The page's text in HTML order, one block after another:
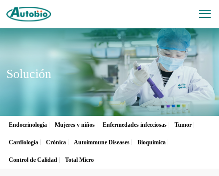
Solución
Endocrinología Mujeres y niños Enfermedades infecciosas Tumor
Cardiología Crónica Autoimmune Diseases Bioquímica
Control de Calidad Total Micro